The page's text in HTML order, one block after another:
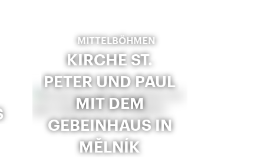
MITTELBÖHMEN
KIRCHE ST.
PETER UND PAUL
MIT DEM
GEBEINHAUS IN
MĚLNÍK